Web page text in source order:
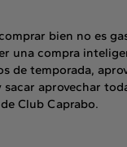
bien no es
una compra
de temporada,
aprovechar
Club Caprabo.